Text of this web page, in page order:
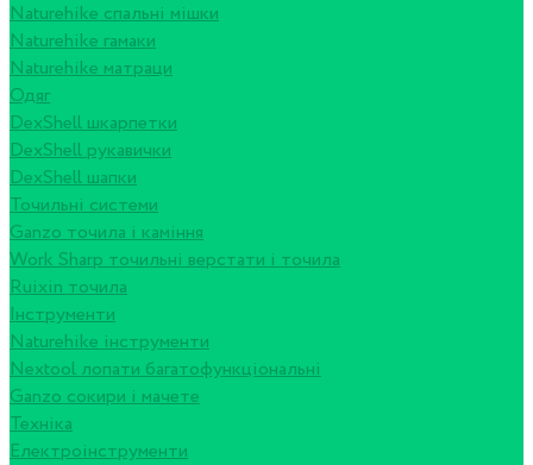
Naturehike спальні мішки
Naturehike гамаки
Naturehike матраци
Одяг
DexShell шкарпетки
DexShell рукавички
DexShell шапки
Точильні системи
Ganzo точила і каміння
Work Sharp точильні верстати і точила
Ruixin точила
Інструменти
Naturehike інструменти
Nextool лопати багатофункціональні
Ganzo сокири і мачете
Техніка
Електроінструменти